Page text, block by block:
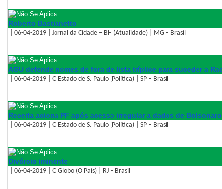
–
Roberto Bastianetto
| 06-04-2019 | Jornal da Cidade – BH (Atualidade) | MG – Brasil
–
AGU defende nomes de fora de lista tríplice para suceder a
| 06-04-2019 | O Estado de S. Paulo (Política) | SP – Brasil
–
Receita aciona PF após acesso irregular a dados de Bolsonaro
| 06-04-2019 | O Estado de S. Paulo (Política) | SP – Brasil
–
Divórcio iminente
| 06-04-2019 | O Globo (O País) | RJ – Brasil